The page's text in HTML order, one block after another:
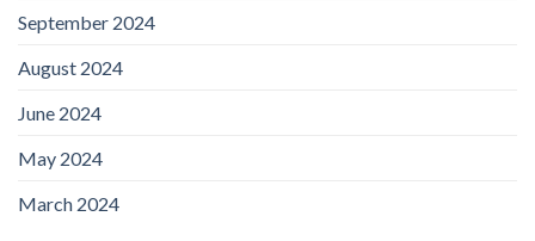
September 2024
August 2024
June 2024
May 2024
March 2024